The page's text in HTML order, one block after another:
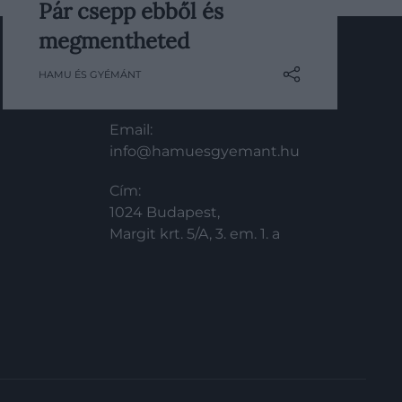
elengedhetetlenek a főzés során,
emiatt pedig sokszor baleset is
történik. A legtapasztaltabb séfekkel
is megeshet, hogy túlsóznak vagy
hogyan orvosolhatjuk mindezt?
Egyszerűen!
Pár csepp ebből és
megmentheted
HAMU ÉS GYÉMÁNT
Email:
info@hamuesgyemant.hu
Cím:
1024 Budapest,
Margit krt. 5/A, 3. em. 1. a